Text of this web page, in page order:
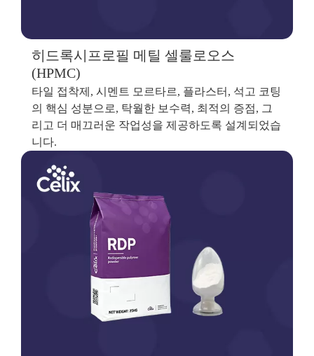
히드록시프로필 메틸 셀룰로오스
(HPMC)
타일 접착제, 시멘트 모르타르, 플라스터, 석고 코팅
의 핵심 성분으로, 탁월한 보수력, 최적의 증점, 그
리고 더 매끄러운 작업성을 제공하도록 설계되었습
니다.